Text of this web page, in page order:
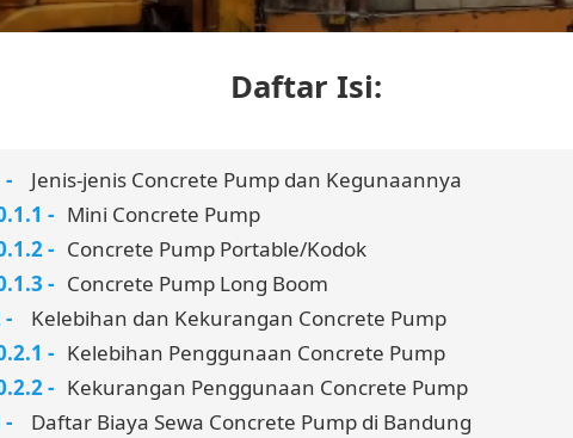
Daftar Isi:
Jenis-jenis Concrete Pump dan Kegunaannya
Mini Concrete Pump
Concrete Pump Portable/Kodok
Concrete Pump Long Boom
Kelebihan dan Kekurangan Concrete Pump
Kelebihan Penggunaan Concrete Pump
Kekurangan Penggunaan Concrete Pump
Daftar Biaya Sewa Concrete Pump di Bandung